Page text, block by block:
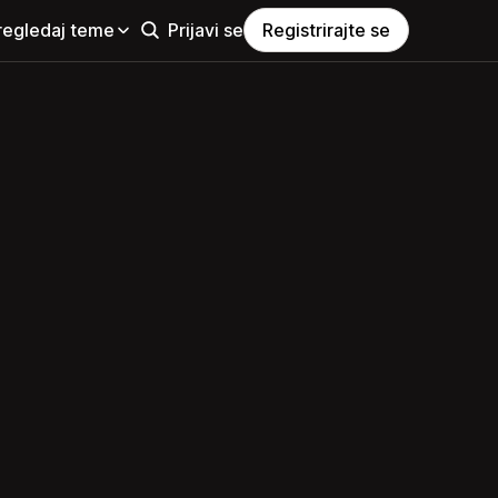
teme Prijavi se Registrirajte se